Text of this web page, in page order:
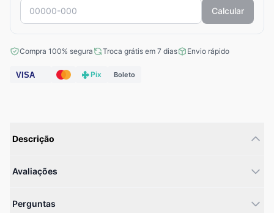
Calcular
Compra 100% segura Troca grátis em 7 dias Envio rápido
VISA Pix Boleto
Descrição
Avaliações
Perguntas